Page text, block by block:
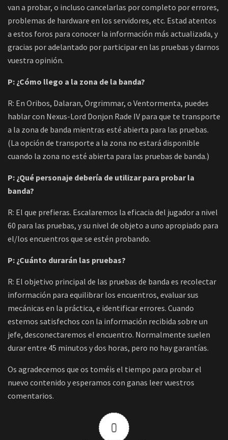
van a probar, o incluso cancelarlas por completo por errores,
problemas de hardware en los servidores, etc. Estad atentos
a estos foros para conocer la información más actualizada, y
gracias por adelantado por participar en las pruebas y darnos
vuestra opinión.
P: ¿Cómo llego a la zona de la banda?
R: En Oribos, Dalaran, Orgrimmar, o Ventormenta, puedes
hablar con Nexus-Lord Donjon Rade IV para que te transporte
a la zona de banda mientras esté abierta para las pruebas.
(La opción de transporte a la zona no estará disponible
cuando la zona no esté abierta para las pruebas de banda.)
P: ¿Qué personaje debería de utilizar para probar la
banda?
R: El que prefieras. Escalaremos la eficacia del jugador a nivel
60 para las pruebas, y su nivel de objeto a uno apropiado para
el/los encuentros que se estén probando.
P: ¿Cuánto durarán las pruebas?
R: El objetivo principal de las pruebas de banda es recolectar
información para equilibrar los encuentros, evaluar sus
mecánicas en la práctica, e identificar errores. Cuando
estemos satisfechos con la información recibida sobre un
jefe, desconectaremos el encuentro. Normalmente suelen
durar entre 45 minutos y dos horas, pero no hay garantías.
Os agradecemos que os toméis el tiempo para probar el
nuevo contenido y esperamos con ganas leer vuestros
comentarios.
0